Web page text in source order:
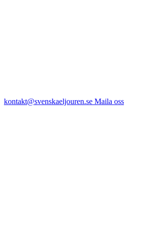
kontakt@svenskaeljouren.se Maila oss